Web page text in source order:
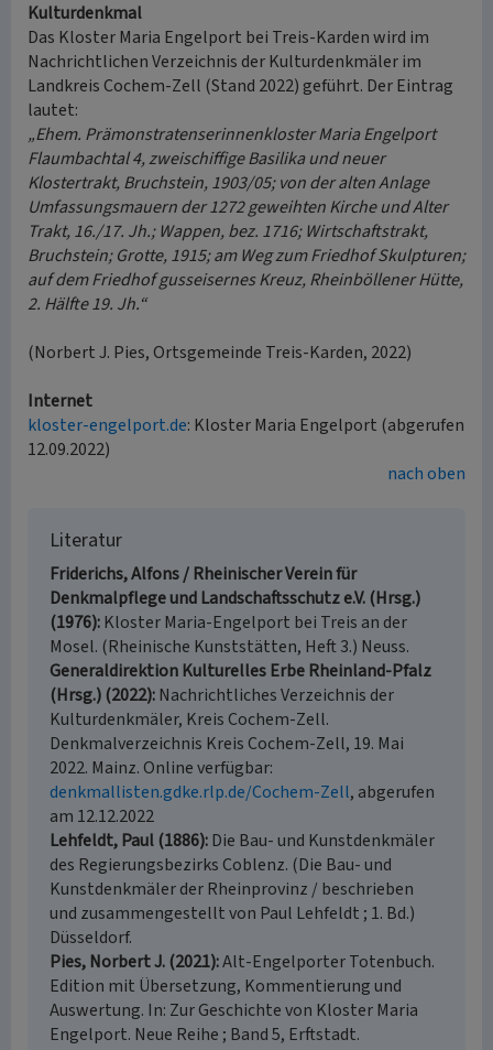
Kulturdenkmal
Das Kloster Maria Engelport bei Treis-Karden wird im
Nachrichtlichen Verzeichnis der Kulturdenkmäler im
Landkreis Cochem-Zell (Stand 2022) geführt. Der Eintrag
lautet:
„Ehem. Prämonstratenserinnenkloster Maria Engelport
Flaumbachtal 4, zweischiffige Basilika und neuer
Klostertrakt, Bruchstein, 1903/05; von der alten Anlage
Umfassungsmauern der 1272 geweihten Kirche und Alter
Trakt, 16./17. Jh.; Wappen, bez. 1716; Wirtschaftstrakt,
Bruchstein; Grotte, 1915; am Weg zum Friedhof Skulpturen;
auf dem Friedhof gusseisernes Kreuz, Rheinböllener Hütte,
2. Hälfte 19. Jh.“
(Norbert J. Pies, Ortsgemeinde Treis-Karden, 2022)
Internet
kloster-engelport.de: Kloster Maria Engelport (abgerufen
12.09.2022)
nach oben
Literatur
Friderichs, Alfons / Rheinischer Verein für
Denkmalpflege und Landschaftsschutz e.V. (Hrsg.)
(1976) Kloster Maria-Engelport bei Treis an der
Mosel. (Rheinische Kunststätten, Heft 3.) Neuss.
Generaldirektion Kulturelles Erbe Rheinland-Pfalz
(Hrsg.) (2022) Nachrichtliches Verzeichnis der
Kulturdenkmäler, Kreis Cochem-Zell.
Denkmalverzeichnis Kreis Cochem-Zell, 19. Mai
2022. Mainz. Online verfügbar:
denkmallisten.gdke.rlp.de/Cochem-Zell, abgerufen
am 12.12.2022
Lehfeldt, Paul (1886) Die Bau- und Kunstdenkmäler
des Regierungsbezirks Coblenz. (Die Bau- und
Kunstdenkmäler der Rheinprovinz / beschrieben
und zusammengestellt von Paul Lehfeldt ; 1. Bd.)
Düsseldorf.
Pies, Norbert J. (2021) Alt-Engelporter Totenbuch.
Edition mit Übersetzung, Kommentierung und
Auswertung. In: Zur Geschichte von Kloster Maria
Engelport. Neue Reihe ; Band 5, Erftstadt.